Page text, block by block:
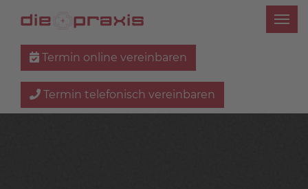
Termin online vereinbaren
Termin telefonisch vereinbaren